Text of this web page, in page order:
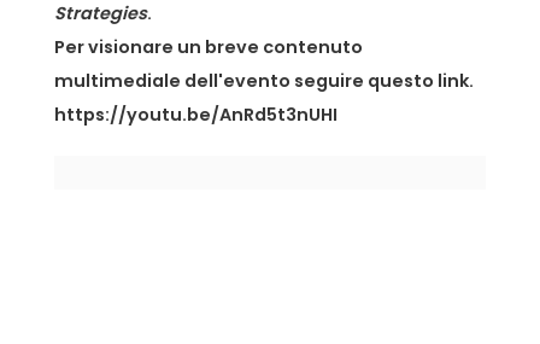
Strategies.
Per visionare un breve contenuto
multimediale dell'evento seguire questo link.
https://youtu.be/AnRd5t3nUHI